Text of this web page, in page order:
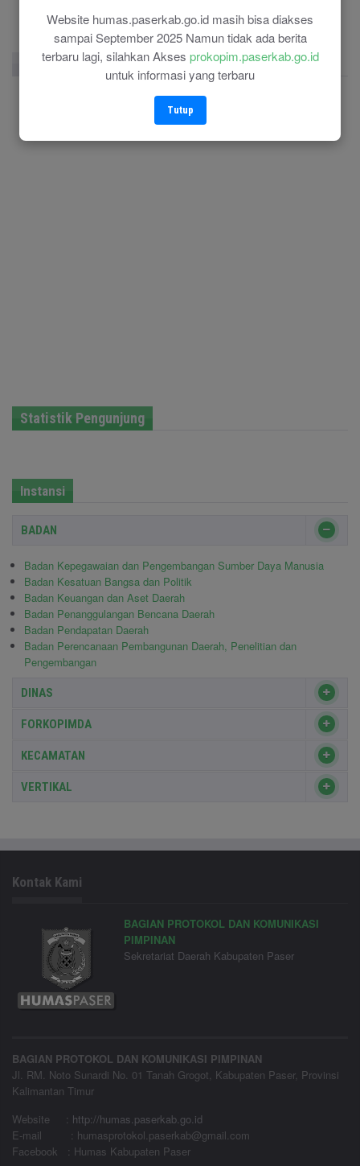
Website humas.paserkab.go.id masih bisa diakses
sampai September 2025 Namun tidak ada berita
terbaru lagi, silahkan Akses prokopim.paserkab.go.id
untuk informasi yang terbaru
Tutup
Facebook Page Twitter Instagram
Statistik Pengunjung
Instansi
BADAN
Badan Kepegawaian dan Pengembangan Sumber Daya Manusia
Badan Kesatuan Bangsa dan Politik
Badan Keuangan dan Aset Daerah
Badan Penanggulangan Bencana Daerah
Badan Pendapatan Daerah
Badan Perencanaan Pembangunan Daerah, Penelitian dan
Pengembangan
DINAS
FORKOPIMDA
KECAMATAN
VERTIKAL
Kontak Kami
BAGIAN PROTOKOL DAN KOMUNIKASI
PIMPINAN
Sekretariat Daerah Kabupaten Paser
BAGIAN PROTOKOL DAN KOMUNIKASI PIMPINAN
Jl. RM. Noto Sunardi No. 01 Tanah Grogot, Kabupaten Paser, Provinsi
Kalimantan Timur
Website
: http://humas.paserkab.go.id
E-mail : humasprotokol.paserkab@gmail.com
Facebook : Humas Kabupaten Paser